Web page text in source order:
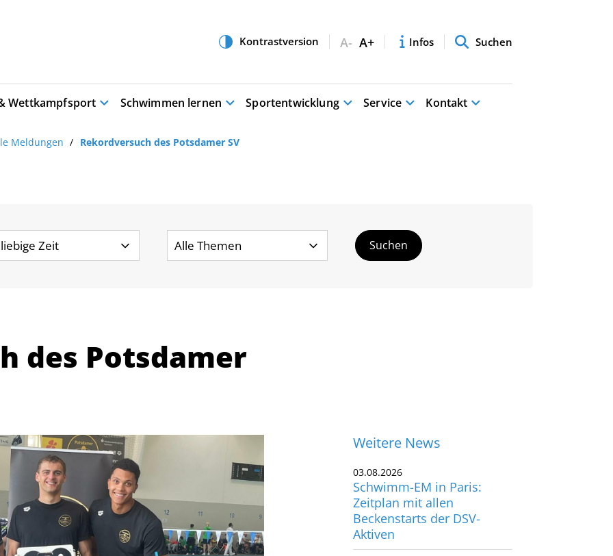
A- A+ Infos Suchen
Wettkampfsport Schwimmen lernen Sportentwicklung Service Kontakt
Meldungen Rekordversuch des Potsdamer SV
des Potsdamer
Weitere News
03.08.2026
Schwimm-EM in Paris:
Zeitplan mit allen
Beckenstarts der DSV-
Aktiven